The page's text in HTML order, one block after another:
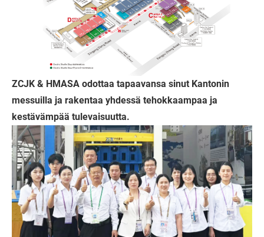
ZCJK & HMASA odottaa tapaavansa sinut Kantonin
messuilla ja rakentaa yhdessä tehokkaampaa ja
kestävämpää tulevaisuutta.